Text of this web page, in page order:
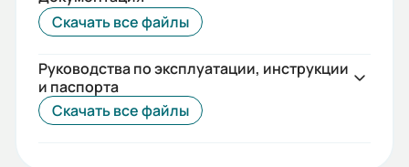
Скачать все файлы
Руководства по эксплуатации, инструкции
и паспорта
Скачать все файлы